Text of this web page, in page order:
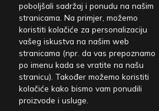
Karta |
ISTRA, LABIN
Prekrasna vila s bazenom,
poboljšali sadržaj i ponudu na našim
stranicama. Na primjer, možemo
koristiti kolačiće za personalizaciju
vašeg iskustva na našim web
stranicama (npr. da vas prepoznamo
po imenu kada se vratite na našu
stranicu). Također možemo koristiti
kolačiće kako bismo vam ponudili
proizvode i usluge.